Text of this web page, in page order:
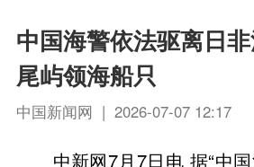
中国海警依法驱离日
尾屿领海船只
中国新闻网 | 2026-07-07 12:17
中新网7月7日电 据“中